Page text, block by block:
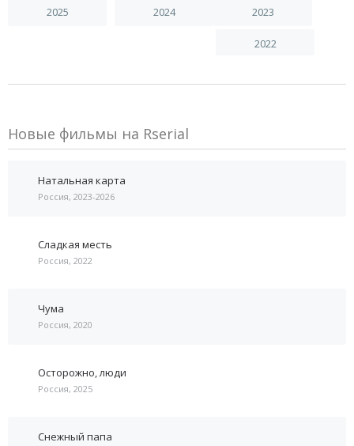
2025 2024 2023
2022
Новые фильмы на Rserial
Натальная карта
Россия, 2023-2026
Сладкая месть
Россия, 2022
Чума
Россия, 2020
Осторожно, люди
Россия, 2025
Снежный папа